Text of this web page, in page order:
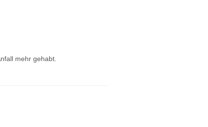
mehr gehabt.